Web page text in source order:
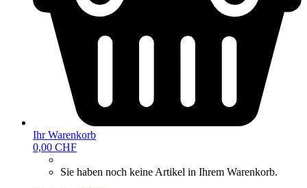
Ihr Warenkorb
0,00 CHF
Sie haben noch keine Artikel in Ihrem Warenkorb.